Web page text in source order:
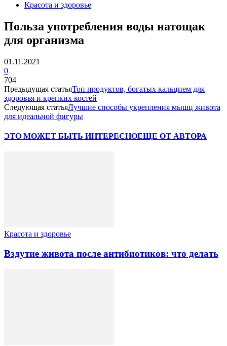
Красота и здоровье
Польза употребления воды натощак
для организма
01.11.2021
0
704
Предыдущая статьяТоп продуктов, богатых кальцием для
здоровья и крепких костей
Следующая статьяЛучшие способы укрепления мышц живота
для идеальной фигуры
ЭТО МОЖЕТ БЫТЬ ИНТЕРЕСНОЕЩЕ ОТ АВТОРА
Красота и здоровье
Вздутие живота после антибиотиков: что делать